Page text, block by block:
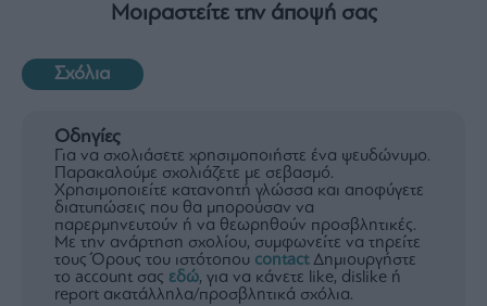
Μοιραστείτε την άποψή σας
Σχόλια
Οδηγίες
Για να σχολιάσετε χρησιμοποιήστε ένα ψευδώνυμο.
Παρακαλούμε σχολιάζετε με σεβασμό.
Χρησιμοποιείτε κατανοητή γλώσσα και αποφύγετε
διατυπώσεις που θα μπορούσαν να
παρερμηνευτούν ή να θεωρηθούν προσβλητικές.
Με την ανάρτηση σχολίου, συμφωνείτε να τηρείτε
τους Όρους του ιστότοπου contactΔημιουργήστε
το account σας εδώ, για να κάνετε like, dislike ή
report ακατάλληλα/προσβλητικά σχόλια.